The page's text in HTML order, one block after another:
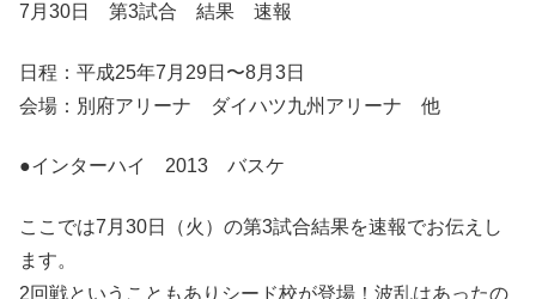
7月30日 第3試合 結果 速報
日程：平成25年7月29日〜8月3日
会場：別府アリーナ ダイハツ九州アリーナ 他
●インターハイ 2013 バスケ
ここでは7月30日（火）の第3試合結果を速報でお伝えし
ます。
2回戦ということもありシード校が登場！波乱はあったの